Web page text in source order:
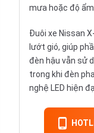
mưa hoặc độ
Đuôi xe Nissan
lướt gió, giúp
đèn hậu vẫn sử
trong khi đèn
nghệ LED hiện